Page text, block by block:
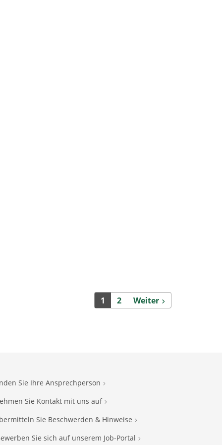
1 2 Weiter
Weiter
Sie Ihre Ansprechperson
Sie Kontakt mit uns auf
Sie Beschwerden & Hinweise
Sie sich auf unserem Job-Portal